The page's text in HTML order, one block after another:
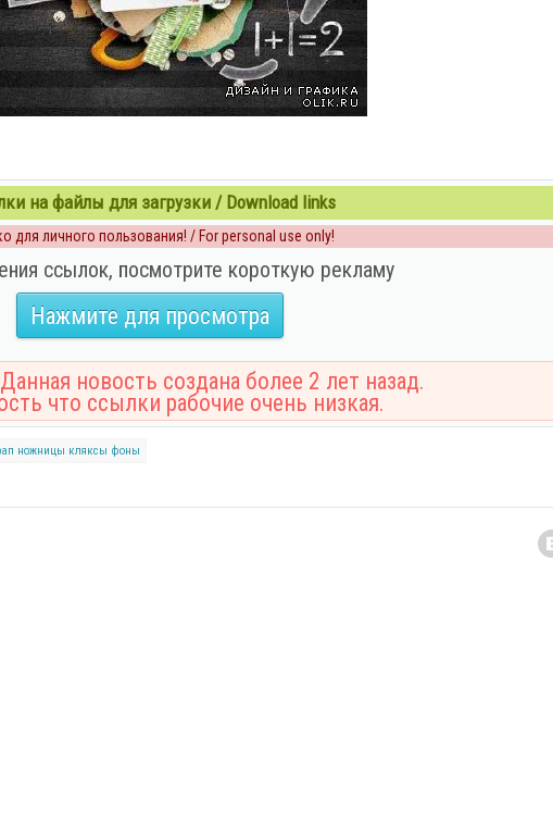
на файлы для загрузки / Download links
для личного пользования! / For personal use only!
ссылок, посмотрите короткую рекламу
Нажмите для просмотра
Данная новость создана более 2 лет назад.
что ссылки рабочие очень низкая.
ножницы кляксы фоны